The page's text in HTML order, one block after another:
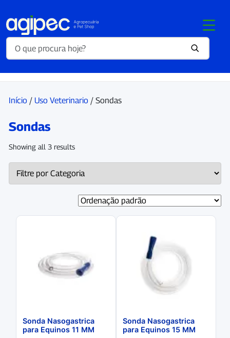
Início / Uso Veterinario / Sondas
Sondas
Showing all 3 results
Sonda Nasogastrica
para Equinos 11 MM
Sonda Nasogastrica
para Equinos 15 MM